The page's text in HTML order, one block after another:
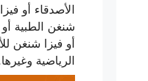
الأصدقاء أو
شنغن الطبية
أو فيزا شنغن
الرياضية